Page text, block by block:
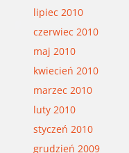
lipiec 2010
czerwiec 2010
maj 2010
kwiecień 2010
marzec 2010
luty 2010
styczeń 2010
grudzień 2009